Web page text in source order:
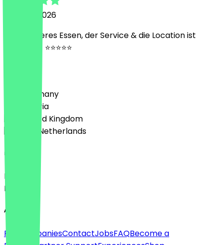
9 March 2026
Sehr leckeres Essen, der Service & die Location ist
fabelhaft! ⭐️⭐️⭐️⭐️⭐️
🇩🇪 Germany
🇦🇹 Austria
🇬🇧 United Kingdom
🇳🇱 The Netherlands
Language
Deutsch
English
About
For companiesContactJobsFAQBecome a